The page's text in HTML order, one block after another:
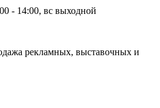
- 14:00, вс выходной
рекламных, выставочных и